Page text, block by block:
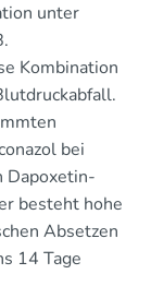
unter
Kombination
bei
Dapoxetin-
besteht hohe
Absetzen
14 Tage